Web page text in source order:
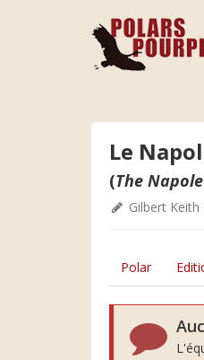
Le
(The
Gilbert
Polar